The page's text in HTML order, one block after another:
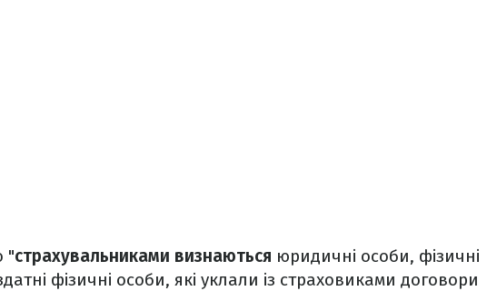
"страхувальниками визнаються юридичні особи, фізичні
фізичні особи, які уклали із страховиками договори